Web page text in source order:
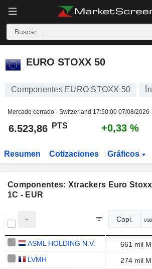
EURO STOXX 50
EURO STOXX 50
Componentes EURO STOXX 50
Mercado cerrado - Switzerland 17:50:00 07/08/2026
6.523,86 PTS +0,33 %
Resumen Cotizaciones Gráficos
Componentes: Xtrackers Euro
1C - EUR
Capi. USD
ASML HOLDING N.V. 661 mil M
LVMH
274 mil M